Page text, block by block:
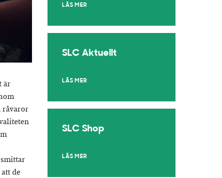
är
råvaror
de
LÄS MER
SLC Aktuellt
LÄS MER
SLC Shop
LÄS MER